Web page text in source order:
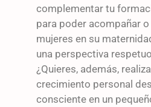
complementar tu
para poder acompañar
mujeres en su
una perspectiva
¿Quieres, además,
crecimiento personal
consciente en un